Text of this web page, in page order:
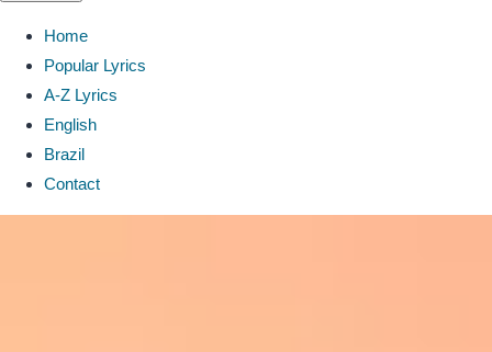
Home
Popular Lyrics
A-Z Lyrics
English
Brazil
Contact